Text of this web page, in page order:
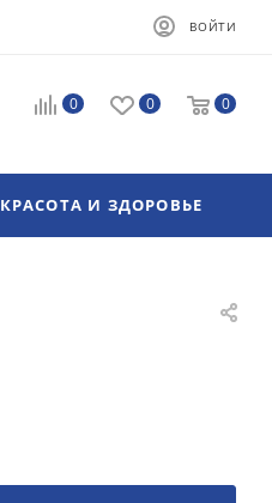
ВОЙТИ
0 0 0
КРАСОТА И ЗДОРОВЬЕ